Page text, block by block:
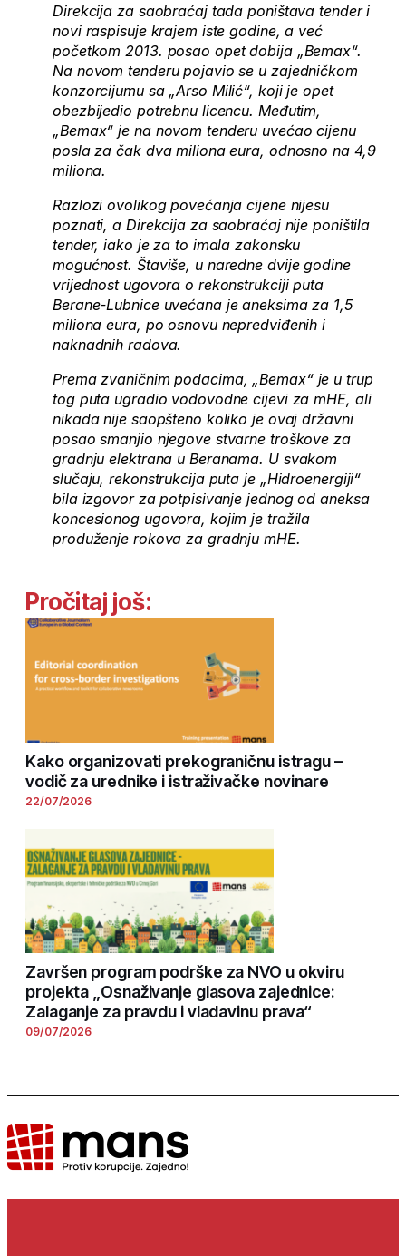
Direkcija za saobraćaj tada poništava tender i
novi raspisuje krajem iste godine, a već
početkom 2013. posao opet dobija „Bemax“.
Na novom tenderu pojavio se u zajedničkom
konzorcijumu sa „Arso Milić“, koji je opet
obezbijedio potrebnu licencu. Međutim,
„Bemax“ je na novom tenderu uvećao cijenu
posla za čak dva miliona eura, odnosno na 4,9
miliona.
Razlozi ovolikog povećanja cijene nijesu
poznati, a Direkcija za saobraćaj nije poništila
tender, iako je za to imala zakonsku
mogućnost. Štaviše, u naredne dvije godine
vrijednost ugovora o rekonstrukciji puta
Berane-Lubnice uvećana je aneksima za 1,5
miliona eura, po osnovu nepredviđenih i
naknadnih radova.
Prema zvaničnim podacima, „Bemax“ je u trup
tog puta ugradio vodovodne cijevi za mHE, ali
nikada nije saopšteno koliko je ovaj državni
posao smanjio njegove stvarne troškove za
gradnju elektrana u Beranama. U svakom
slučaju, rekonstrukcija puta je „Hidroenergiji“
bila izgovor za potpisivanje jednog od aneksa
koncesionog ugovora, kojim je tražila
produženje rokova za gradnju mHE.
Pročitaj još:
Kako organizovati prekograničnu istragu –
vodič za urednike i istraživačke novinare
22/07/2026
Završen program podrške za NVO u okviru
projekta „Osnaživanje glasova zajednice:
Zalaganje za pravdu i vladavinu prava“
09/07/2026